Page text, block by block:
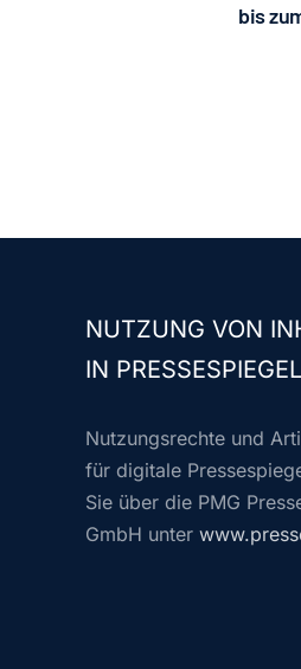
bis
NUTZUNG VON
IN
Nutzungsrechte und
für digitale
Sie über die PMG
GmbH unter